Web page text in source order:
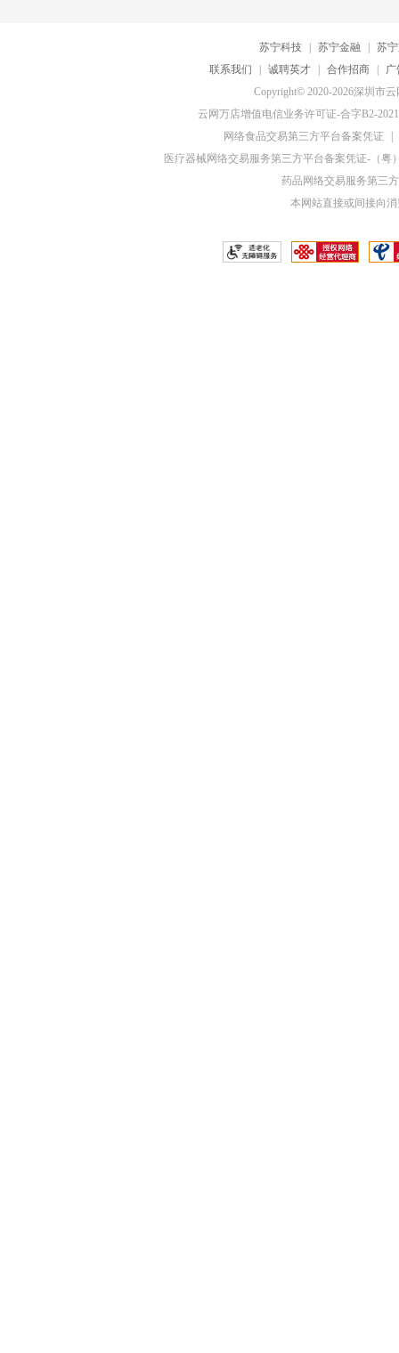
苏宁科技 苏宁金融
苏
联系我们
诚聘英才 合作招商
广
Copyright© 2020-2026深圳市
云网万店增值电信业务许可证-合字B2-
网络食品交易第三方平台备案凭证
医疗器械网络交易服务第三方平台备案凭证-（粤
药品网络交易服务第三
本网站直接或间接向